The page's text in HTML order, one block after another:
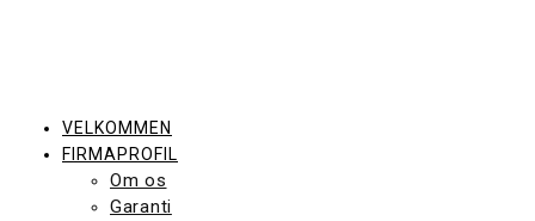
VELKOMMEN
FIRMAPROFIL
Om os
Garanti